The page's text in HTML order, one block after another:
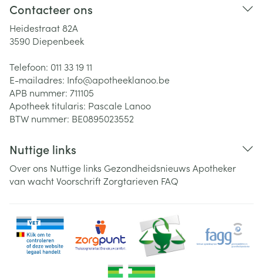
Contacteer ons
Heidestraat 82A
3590 Diepenbeek
Telefoon: 011 33 19 11
E-mailadres: Info@apotheeklanoo.be
APB nummer: 711105
Apotheek titularis: Pascale Lanoo
BTW nummer: BE0895023552
Nuttige links
Over ons Nuttige links Gezondheidsnieuws Apotheker
van wachtVoorschriftZorgtarieven FAQ